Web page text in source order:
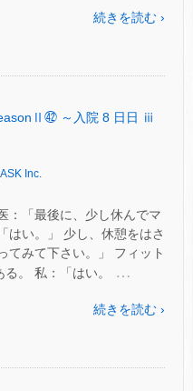
続きを読む ›
㊷ ～入院 8 日日 ⅲ
ASK Inc.
：「最後に、少し休んでマ
はい。」 少し、休憩をはさ
てみて下さい。」 フィット
。 私：「はい。
…
続きを読む ›